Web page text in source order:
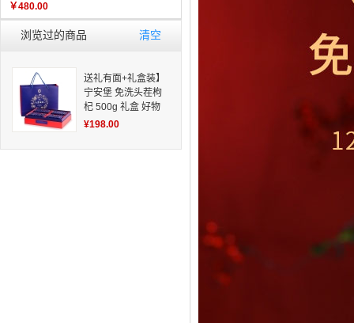
￥480.00
浏览过的商品 清空
送礼有面+礼盒装】
宁安堡 免洗头茬枸
杞 500g 礼盒 好物
推荐 特价促销
¥198.00